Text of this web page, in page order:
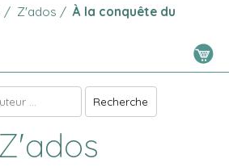
/ Z'ados / À la conquête du
Z'ados